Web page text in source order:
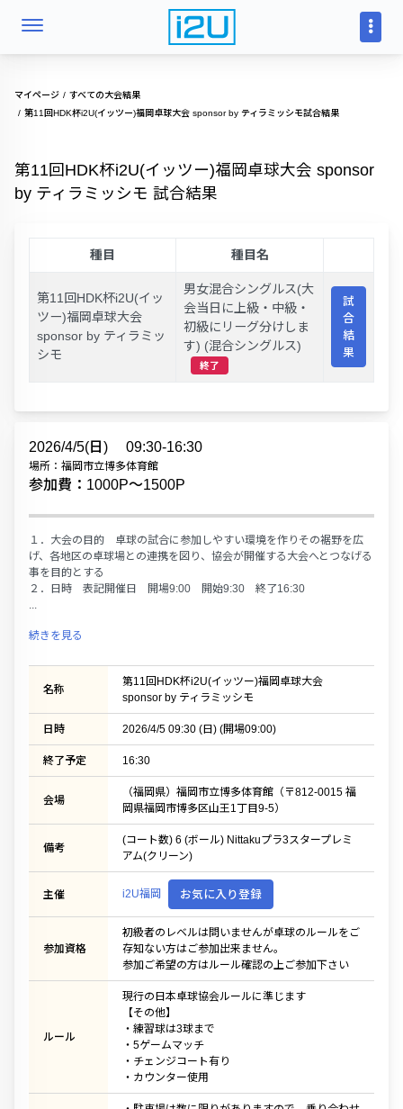
マイページ
すべての大会結果
第11回HDK杯i2U(イッツー)福岡卓球大会 sponsor by ティラミッシモ試合結果
第11回HDK杯i2U(イッツー)福岡卓球大会 sponsor
by ティラミッシモ 試合結果
種目 種目名
第11回HDK杯i2U(イッ
ツー)福岡卓球大会
sponsor by ティラミッ
シモ
男女混合シングルス(大
会当日に上級・中級・
初級にリーグ分けしま
す) (混合シングルス)
終了
試
合
結
果
2026/4/5(日) 09:30-16:30
場所：福岡市立博多体育館
参加費：1000P〜1500P
１．大会の目的 卓球の試合に参加しやすい環境を作りその裾野を広
げ、各地区の卓球場との連携を図り、協会が開催する大会へとつなげる
事を目的とする
２．日時 表記開催日 開場9:00 開始9:30 終了16:30
...
続きを見る
名称
第11回HDK杯i2U(イッツー)福岡卓球大会
sponsor by ティラミッシモ
日時 2026/4/5 09:30 (日) (開場09:00)
終了予定 16:30
会場
（福岡県）福岡市立博多体育館（〒812-0015 福
岡県福岡市博多区山王1丁目9-5）
備考
(コート数) 6 (ボール) Nittakuプラ3スタープレミ
アム(クリーン)
主催 i2U福岡 お気に入り登録
参加資格
初級者のレベルは問いませんが卓球のルールをご
存知ない方はご参加出来ません。
参加ご希望の方はルール確認の上ご参加下さい
ルール
現行の日本卓球協会ルールに準じます
【その他】
・練習球は3球まで
・5ゲームマッチ
・チェンジコート有り
・カウンター使用